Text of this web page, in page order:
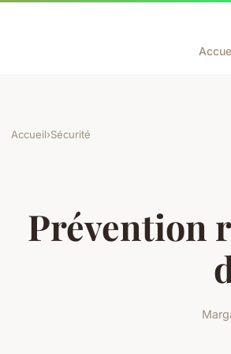
Accueil›Sécurité
Prévention